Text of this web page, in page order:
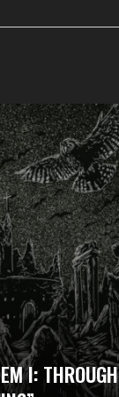
I: THROUGH